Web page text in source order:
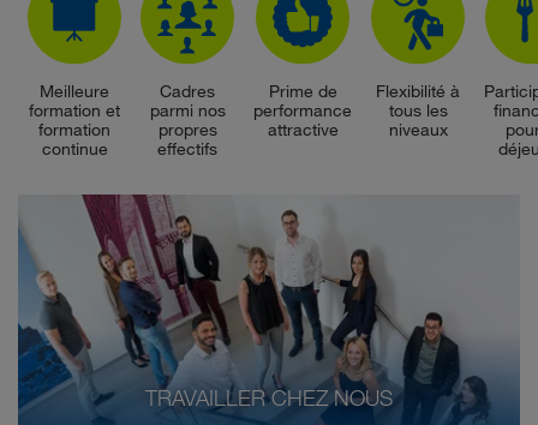
Meilleure
formation et
formation
continue
Cadres
parmi nos
propres
effectifs
Prime de
performance
attractive
Flexibilité à
tous les
niveaux
TRAVAILLER CHEZ NOUS